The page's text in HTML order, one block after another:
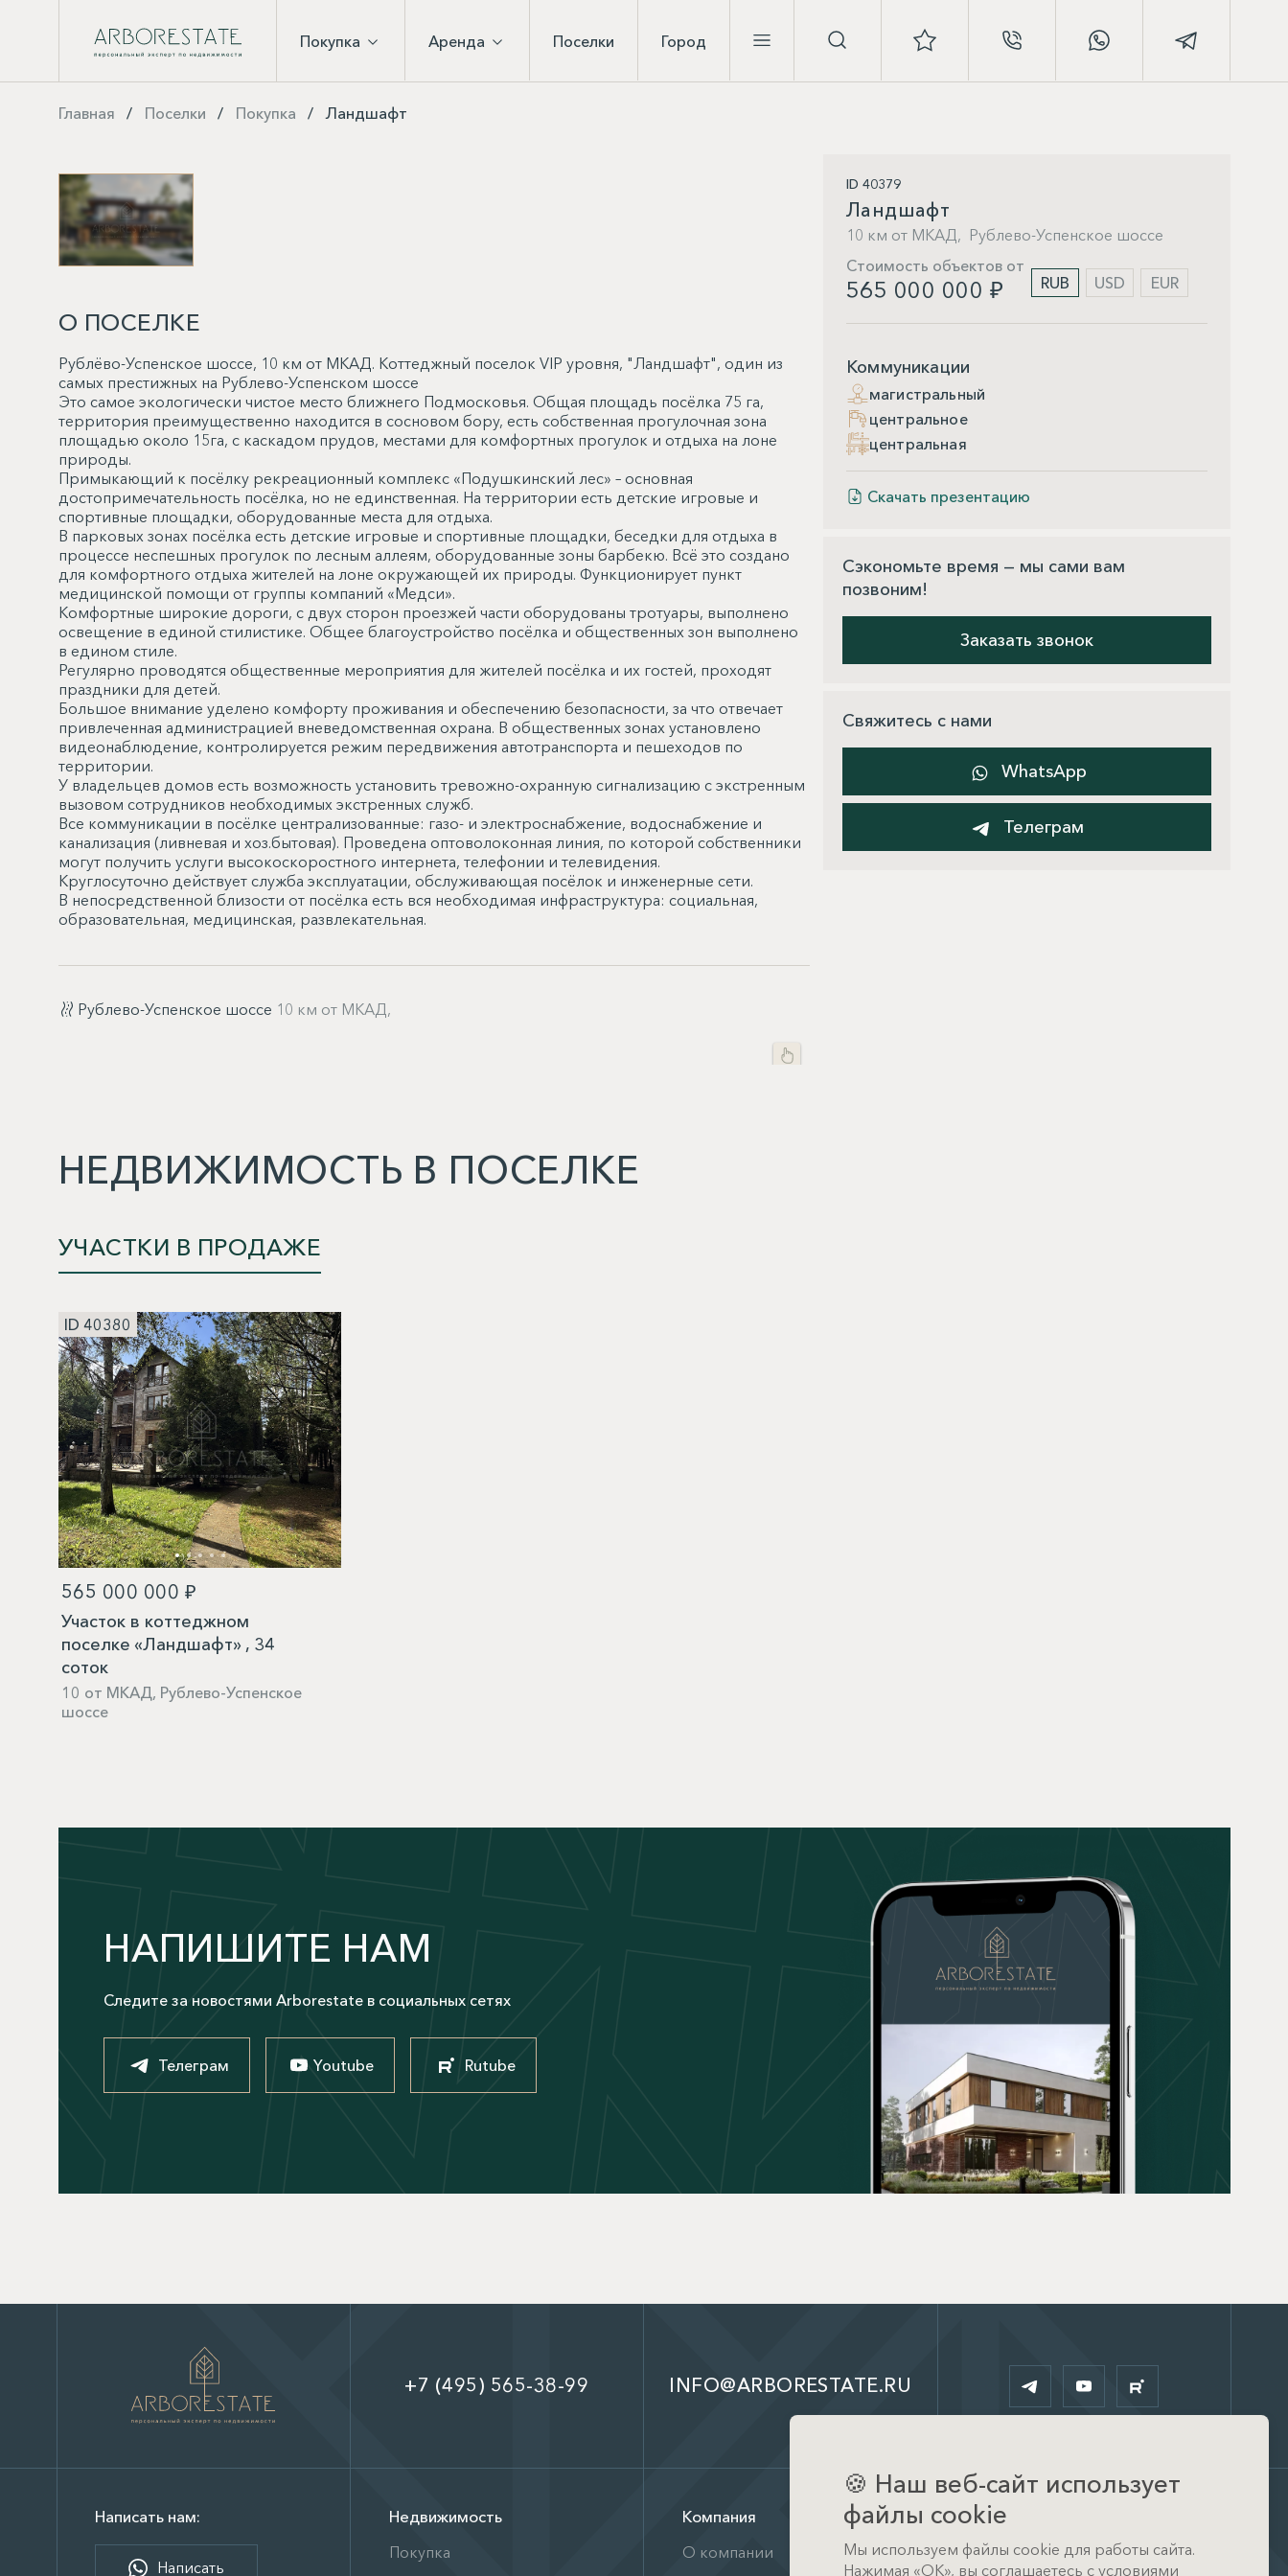
Покупка Аренда Поселки Город
Главная Поселки Покупка Ландшафт
ID 40379
Ландшафт
10 км от МКАД, Рублево-Успенское шоссе
Стоимость объектов от
565 000 000 ₽ RUB USD EUR
Коммуникации
магистральный
центральное
центральная
Скачать презентацию
Сэкономьте время — мы сами вам
позвоним!
Заказать звонок
Свяжитесь с нами
WhatsApp
Телеграм
О ПОСЕЛКЕ
Рублёво-Успенское шоссе, 10 км от МКАД. Коттеджный поселок VIP уровня, "Ландшафт", один из
самых престижных на Рублево-Успенском шоссе
Это самое экологически чистое место ближнего Подмосковья. Общая площадь посёлка 75 га,
территория преимущественно находится в сосновом бору, есть собственная прогулочная зона
площадью около 15га, с каскадом прудов, местами для комфортных прогулок и отдыха на лоне
природы.
Примыкающий к посёлку рекреационный комплекс «Подушкинский лес» – основная
достопримечательность посёлка, но не единственная. На территории есть детские игровые и
спортивные площадки, оборудованные места для отдыха.
В парковых зонах посёлка есть детские игровые и спортивные площадки, беседки для отдыха в
процессе неспешных прогулок по лесным аллеям, оборудованные зоны барбекю. Всё это создано
для комфортного отдыха жителей на лоне окружающей их природы. Функционирует пункт
медицинской помощи от группы компаний «Медси».
Комфортные широкие дороги, с двух сторон проезжей части оборудованы тротуары, выполнено
освещение в единой стилистике. Общее благоустройство посёлка и общественных зон выполнено
в едином стиле.
Регулярно проводятся общественные мероприятия для жителей посёлка и их гостей, проходят
праздники для детей.
Большое внимание уделено комфорту проживания и обеспечению безопасности, за что отвечает
привлеченная администрацией вневедомственная охрана. В общественных зонах установлено
видеонаблюдение, контролируется режим передвижения автотранспорта и пешеходов по
территории.
У владельцев домов есть возможность установить тревожно-охранную сигнализацию с экстренным
вызовом сотрудников необходимых экстренных служб.
Все коммуникации в посёлке централизованные: газо- и электроснабжение, водоснабжение и
канализация (ливневая и хоз.бытовая). Проведена оптоволоконная линия, по которой собственники
могут получить услуги высокоскоростного интернета, телефонии и телевидения.
Круглосуточно действует служба эксплуатации, обслуживающая посёлок и инженерные сети.
В непосредственной близости от посёлка есть вся необходимая инфраструктура: социальная,
образовательная, медицинская, развлекательная.
Рублево-Успенское шоссе 10 км от МКАД,
НЕДВИЖИМОСТЬ В ПОСЕЛКЕ
УЧАСТКИ В ПРОДАЖЕ
ID 40380
565 000 000 ₽
Участок в коттеджном
поселке «Ландшафт» , 34
соток
10 от МКАД, Рублево-Успенское
шоссе
НАПИШИТЕ НАМ
Следите за новостями Arborestate в социальных сетях
Телеграм Youtube Rutube
+7 (495) 565-38-99 INFO@ARBORESTATE.RU
Написать нам:
Написать
Недвижимость
Покупка
Компания
О компании
Офис
д. Тимошкино, ул.
Архитектора Райта, д. 1 (КП
🍪 Наш веб-сайт использует
файлы cookie
Мы используем файлы cookie для работы сайта.
Нажимая «ОК», вы соглашаетесь с условиями